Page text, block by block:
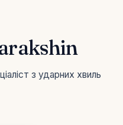
з ударних хвиль